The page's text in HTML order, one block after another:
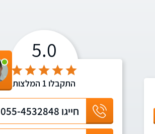
5.0
התקבלו 1 המלצות
חייגו 055-4532848